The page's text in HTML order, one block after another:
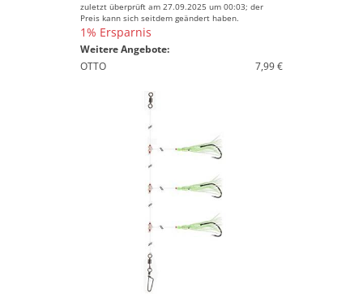
zuletzt überprüft am 27.09.2025 um 00:03; der
Preis kann sich seitdem geändert haben.
1% Ersparnis
Weitere Angebote:
OTTO
7,99 €